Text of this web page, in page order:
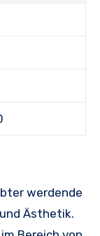
werdende
Ästhetik.